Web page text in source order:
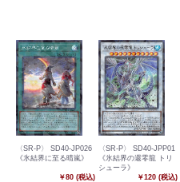
〈SR-P〉 SD40-JP026
《氷結界に至る晴嵐》
￥80 (税込)
〈SR-P〉 SD40-JPP01
《氷結界の還零龍 トリ
シューラ》
￥120 (税込)